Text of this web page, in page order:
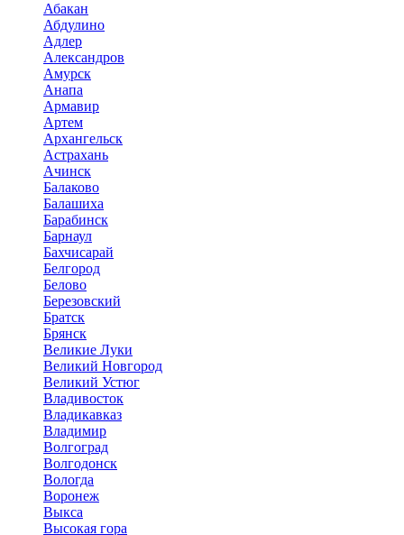
Абакан
Абдулино
Адлер
Александров
Амурск
Анапа
Армавир
Артем
Архангельск
Астрахань
Ачинск
Балаково
Балашиха
Барабинск
Барнаул
Бахчисарай
Белгород
Белово
Березовский
Братск
Брянск
Великие Луки
Великий Новгород
Великий Устюг
Владивосток
Владикавказ
Владимир
Волгоград
Волгодонск
Вологда
Воронеж
Выкса
Высокая гора